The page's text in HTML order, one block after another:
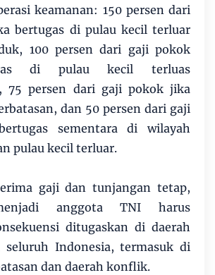
keamanan: 150 persen dari
bertugas di pulau kecil terluar
100 persen dari gaji pokok
di pulau kecil terluas
75 persen dari gaji pokok jika
dan 50 persen dari gaji
sementara di wilayah
pulau kecil terluar.
gaji dan tunjangan tetap,
anggota TNI harus
ditugaskan di daerah
Indonesia, termasuk di
dan daerah konflik.